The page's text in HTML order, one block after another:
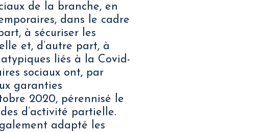
de la branche, en
dans le cadre
à sécuriser les
et, d’autre part, à
liés à la Covid-
sociaux ont, par
garanties
2020, pérennisé le
d’activité partielle.
adapté les